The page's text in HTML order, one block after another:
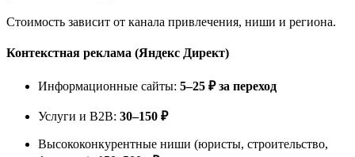
Стоимость зависит от канала привлечения, ниши и региона.
Контекстная реклама (Яндекс Директ)
Информационные сайты: 5–25 ₽ за переход
Услуги и B2B: 30–150 ₽
Высококонкурентные ниши (юристы, строительство,